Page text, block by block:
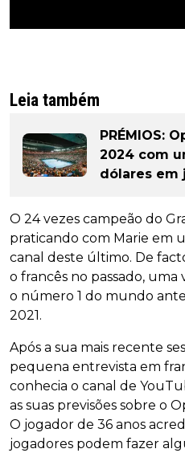
Leia também
PRÉMIOS:
2024 com
dólares em
O 24 vezes campeão do
praticando com Marie em
canal deste último. De
o francês no passado,
o número 1 do mundo
2021.
Após a sua mais recente
pequena entrevista em
conhecia o canal de
as suas previsões sobre o
O jogador de 36 anos
jogadores podem fazer